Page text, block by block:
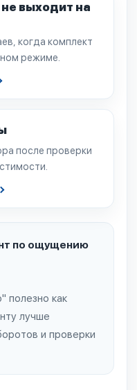
выходит на
когда комплект
режиме.
после проверки
по ощущению
как
лучше
и проверки